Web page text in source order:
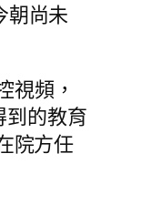
朝尚未
視頻，
到的教育
院方任